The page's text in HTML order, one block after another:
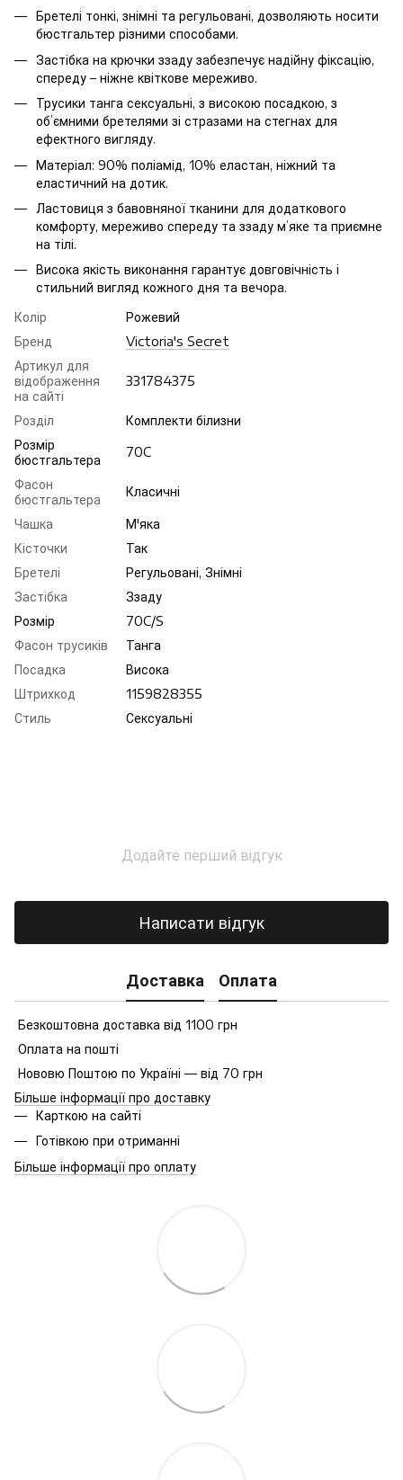
Бретелі тонкі, знімні та регульовані, дозволяють носити
бюстгальтер різними способами.
Застібка на крючки ззаду забезпечує надійну фіксацію,
спереду – ніжне квіткове мереживо.
Трусики танга сексуальні, з високою посадкою, з
об’ємними бретелями зі стразами на стегнах для
ефектного вигляду.
Матеріал: 90% поліамід, 10% еластан, ніжний та
еластичний на дотик.
Ластовиця з бавовняної тканини для додаткового
комфорту, мереживо спереду та ззаду м’яке та приємне
на тілі.
Висока якість виконання гарантує довговічність і
стильний вигляд кожного дня та вечора.
Колір
Рожевий
Бренд
Victoria's Secret
Артикул для
відображення
на сайті
331784375
Розділ
Комплекти білизни
Розмір
бюстгальтера
70C
Фасон
бюстгальтера
Класичні
Чашка
М'яка
Кісточки
Так
Бретелі
Регульовані, Знімні
Застібка
Ззаду
Розмір
70C/S
Фасон трусиків
Танга
Посадка
Висока
Штрихкод
1159828355
Стиль
Сексуальні
Додайте перший відгук
Написати відгук
Доставка Оплата
Безкоштовна доставка від 1100 грн
Оплата на пошті
Нововю Поштою по Україні — від 70 грн
Більше інформації про доставку
Карткою на сайті
Готівкою при отриманні
Більше інформації про оплату